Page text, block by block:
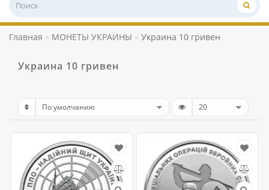
Главная МОНЕТЫ УКРАИНЫ Украина 10 гривен
Украина 10 гривен